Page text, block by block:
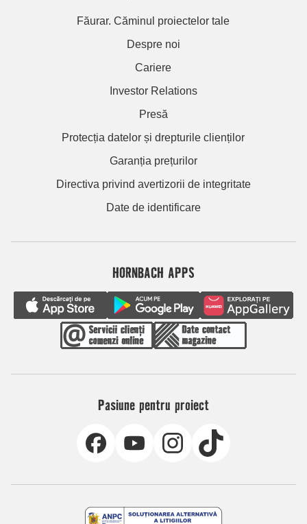
Făurar. Căminul proiectelor tale
Despre noi
Cariere
Investor Relations
Presă
Protecția datelor și drepturile clienților
Garanția prețurilor
Directiva privind avertizorii de integritate
Date de identificare
HORNBACH APPS
Pasiune pentru proiect